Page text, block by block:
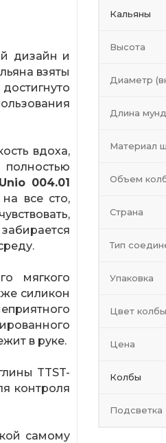
дизайн и
взяты
вдоха,
004.01
все сто,
мягкого
силикон
в руке.
TTST-
контроля
самому
Кальяны
Высота
Диаметр
Длина
Материал
Объем
Страна
Тип
Упаковка
Цвет
Цена
Колбы
Подсветка